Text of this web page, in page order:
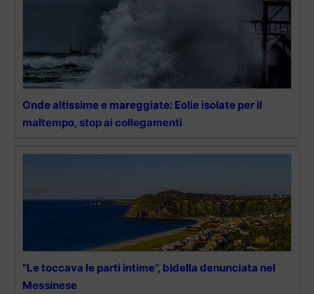
Onde altissime e mareggiate: Eolie isolate per il
maltempo, stop ai collegamenti
“Le toccava le parti intime”, bidella denunciata nel
Messinese